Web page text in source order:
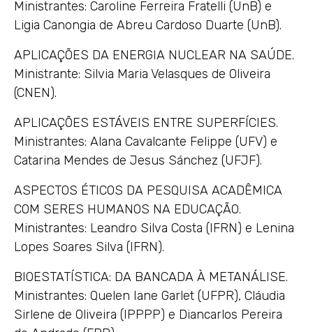
Ministrantes: Caroline Ferreira Fratelli (UnB) e
Ligia Canongia de Abreu Cardoso Duarte (UnB).
APLICAÇÕES DA ENERGIA NUCLEAR NA SAÚDE.
Ministrante: Silvia Maria Velasques de Oliveira
(CNEN).
APLICAÇÕES ESTÁVEIS ENTRE SUPERFÍCIES.
Ministrantes: Alana Cavalcante Felippe (UFV) e
Catarina Mendes de Jesus Sánchez (UFJF).
ASPECTOS ÉTICOS DA PESQUISA ACADÊMICA
COM SERES HUMANOS NA EDUCAÇÃO.
Ministrantes: Leandro Silva Costa (IFRN) e Lenina
Lopes Soares Silva (IFRN).
BIOESTATÍSTICA: DA BANCADA À METANÁLISE.
Ministrantes: Quelen Iane Garlet (UFPR), Cláudia
Sirlene de Oliveira (IPPPP) e Diancarlos Pereira